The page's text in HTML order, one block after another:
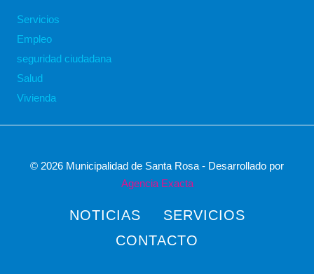
Servicios
Empleo
seguridad ciudadana
Salud
Vivienda
© 2026 Municipalidad de Santa Rosa - Desarrollado por
Agencia Exacta
NOTICIAS
SERVICIOS
CONTACTO